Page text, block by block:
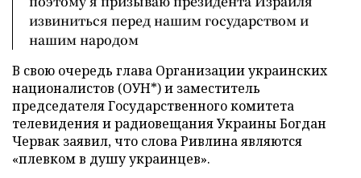
извиниться перед нашим государством и
нашим народом
В свою очередь глава Организации украинских
националистов (ОУН*) и заместитель
председателя Государственного комитета
телевидения и радиовещания Украины Богдан
Червак заявил, что слова Ривлина являются
«плевком в душу украинцев».